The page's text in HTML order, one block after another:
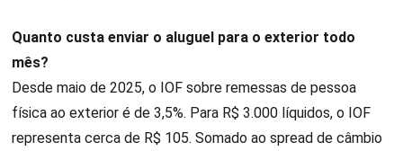
Quanto custa enviar o aluguel para o exterior todo
mês?
Desde maio de 2025, o IOF sobre remessas de pessoa
física ao exterior é de 3,5%. Para R$ 3.000 líquidos, o IOF
representa cerca de R$ 105. Somado ao spread de câmbio